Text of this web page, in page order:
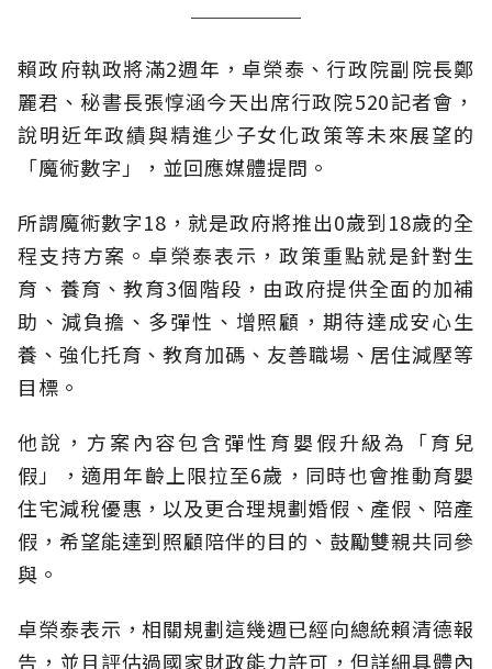
賴政府執政將滿2週年，卓榮泰、行政院副院長鄭
麗君、秘書長張惇涵今天出席行政院520記者會，
說明近年政績與精進少子女化政策等未來展望的
「魔術數字」，並回應媒體提問。
所謂魔術數字18，就是政府將推出0歲到18歲的全
程支持方案。卓榮泰表示，政策重點就是針對生
育、養育、教育3個階段，由政府提供全面的加補
助、減負擔、多彈性、增照顧，期待達成安心生
養、強化托育、教育加碼、友善職場、居住減壓等
目標。
他說，方案內容包含彈性育嬰假升級為「育兒
假」，適用年齡上限拉至6歲，同時也會推動育嬰
住宅減稅優惠，以及更合理規劃婚假、產假、陪產
假，希望能達到照顧陪伴的目的、鼓勵雙親共同參
與。
卓榮泰表示，相關規劃這幾週已經向總統賴清德報
告，並且評估過國家財政能力許可，但詳細具體內